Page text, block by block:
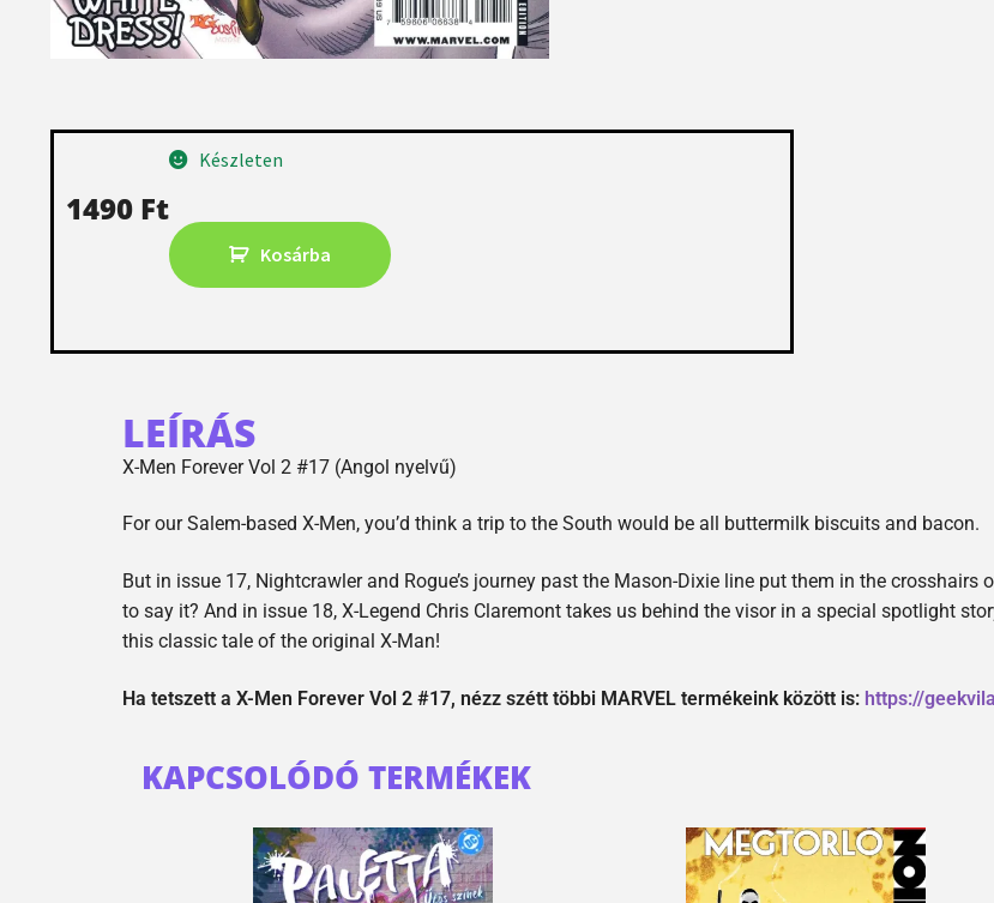
1490 Ft
Készleten
Kosárba
LEÍRÁS
X-Men Forever Vol 2 #17 (Angol nyelvű)
For our Salem-based X-Men, you’d think a trip to the South would be all buttermilk biscuits and bacon.
But in issue 17, Nightcrawler and Rogue’s journey past the Mason-Dixie line put them in the
to say it? And in issue 18, X-Legend Chris Claremont takes us behind the visor in a special spotlight
this classic tale of the original X-Man!
Ha tetszett a X-Men Forever Vol 2 #17, nézz szétt többi MARVEL termékeink között is: https://
KAPCSOLÓDÓ TERMÉKEK